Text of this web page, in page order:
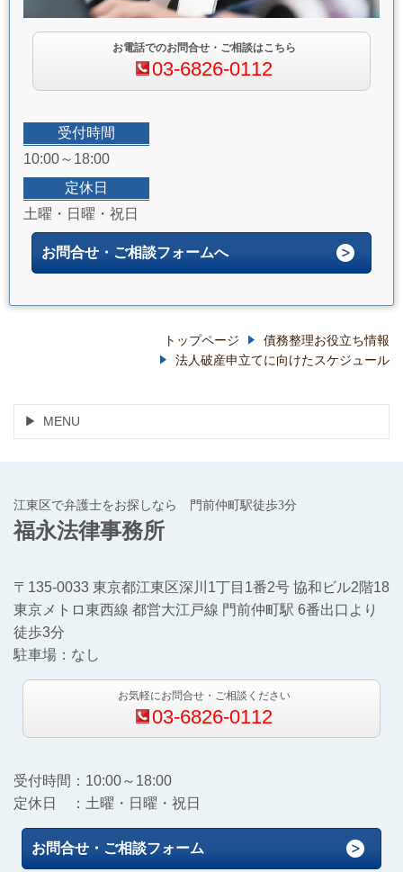
お電話でのお問合せ・ご相談はこちら
03-6826-0112
受付時間
10:00～18:00
定休日
土曜・日曜・祝日
お問合せ・ご相談フォームへ
トップページ
債務整理お役立ち情報
法人破産申立てに向けたスケジュール
MENU
江東区で弁護士をお探しなら 門前仲町駅徒歩3分
福永法律事務所
〒135-0033 東京都江東区深川1丁目1番2号 協和ビル2階18
東京メトロ東西線 都営大江戸線 門前仲町駅 6番出口より
徒歩3分
駐車場：なし
お気軽にお問合せ・ご相談ください
03-6826-0112
受付時間：10:00～18:00
定休日 ：土曜・日曜・祝日
お問合せ・ご相談フォーム